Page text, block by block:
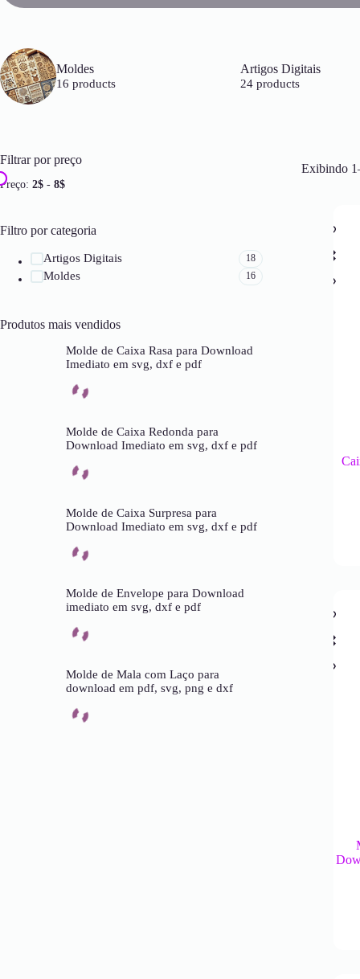
Moldes
16 products
Artigos Digitais
24 products
Exibindo
Filtrar por preço
Preço: 2$ - 8$
Filtro por categoria
Artigos Digitais 18
Moldes 16
Produtos mais vendidos
Molde de Caixa Rasa para Download
Imediato em svg, dxf e pdf
Molde de Caixa Redonda para
Download Imediato em svg, dxf e pdf
Molde de Caixa Surpresa para
Download Imediato em svg, dxf e pdf
Molde de Envelope para Download
imediato em svg, dxf e pdf
Molde de Mala com Laço para
download em pdf, svg, png e dxf